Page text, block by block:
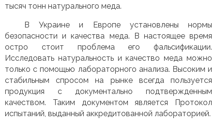
тысяч тонн натурального меда.
В Украине и Европе установлены нормы
безопасности и качества меда. В настоящее время
остро стоит проблема его фальсификации.
Исследовать натуральность и качество меда можно
только с помощью лабораторного анализа. Высоким и
стабильным спросом на рынке всегда пользуется
продукция с документально подтвержденным
качеством. Таким документом является Протокол
испытаний, выданный аккредитованной лабораторией.